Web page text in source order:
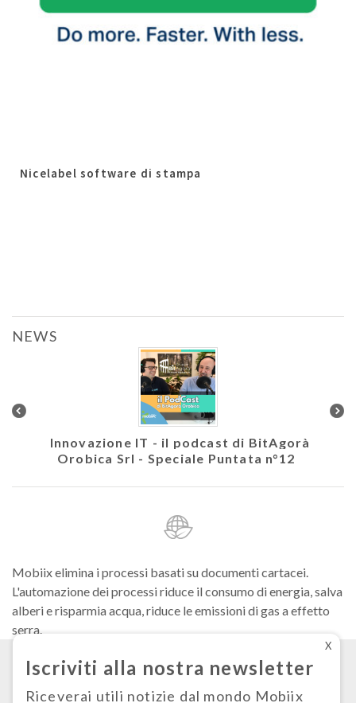
Nicelabel software di stampa
NEWS
Innovazione IT - il podcast di BitAgorà
Orobica Srl - Speciale Puntata n°12
Mobiix elimina i processi basati su documenti cartacei.
L'automazione dei processi riduce il consumo di energia, salva
alberi e risparmia acqua, riduce le emissioni di gas a effetto
serra.
Condizioni generali di fornitura
Privacy
X
Iscriviti alla nostra newsletter
Riceverai utili notizie dal mondo Mobiix